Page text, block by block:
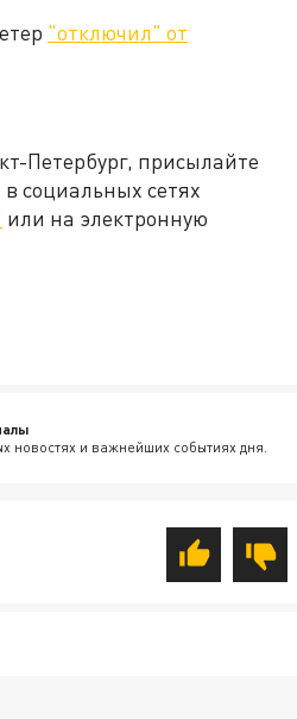
"отключил" от
Петербург, присылайте
социальных сетях
или на электронную
новостях и важнейших событиях дня.